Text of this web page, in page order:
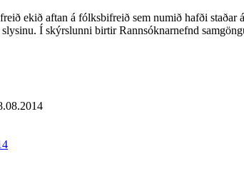
ekið aftan á fólksbifreið sem numið hafði
Í skýrslunni birtir Rannsóknarnefnd